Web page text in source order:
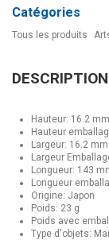
Catégories
Tous les produits
DESCRIPTION
Hauteur: 16.2 mm
Hauteur
Largeur: 16.2 mm
Largeur
Longueur: 143
Longueur
Origine: Japon
Poids: 23 g
Poids avec
Type d'objets: